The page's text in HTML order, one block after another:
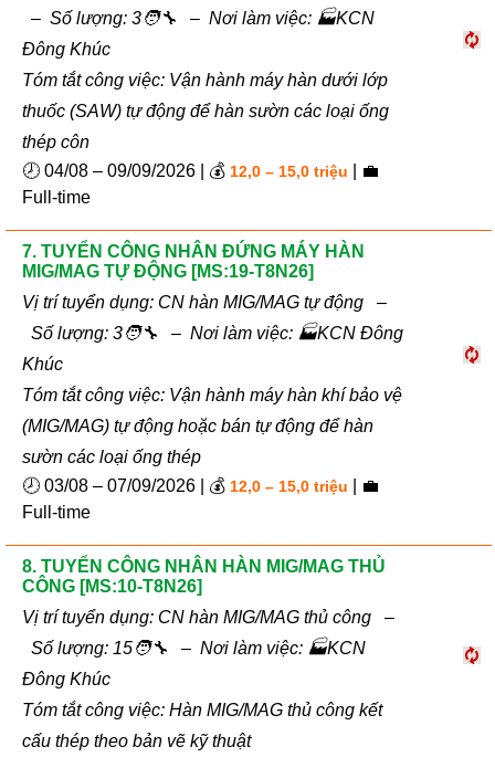
– Số lượng: 3🧑‍🔧 – Nơi làm việc: 🏭KCN
Đông Khúc
Tóm tắt công việc: Vận hành máy hàn dưới lớp
thuốc (SAW) tự động để hàn sườn các loại ống
thép côn
🕗 04/08 – 09/09/2026 | 💰 12,0 – 15,0 triệu
| 💼
Full-time
7. TUYỂN CÔNG NHÂN ĐỨNG MÁY HÀN
MIG/MAG TỰ ĐỘNG [MS:19-T8N26]
Vị trí tuyển dụng: CN hàn MIG/MAG tự động –
Số lượng: 3🧑‍🔧 – Nơi làm việc: 🏭KCN Đông
Khúc
Tóm tắt công việc: Vận hành máy hàn khí bảo vệ
(MIG/MAG) tự động hoặc bán tự động để hàn
sườn các loại ống thép
🕗 03/08 – 07/09/2026 | 💰 12,0 – 15,0 triệu
| 💼
Full-time
8. TUYỂN CÔNG NHÂN HÀN MIG/MAG THỦ
CÔNG [MS:10-T8N26]
Vị trí tuyển dụng: CN hàn MIG/MAG thủ công –
Số lượng: 15🧑‍🔧 – Nơi làm việc: 🏭KCN
Đông Khúc
Tóm tắt công việc: Hàn MIG/MAG thủ công kết
cấu thép theo bản vẽ kỹ thuật